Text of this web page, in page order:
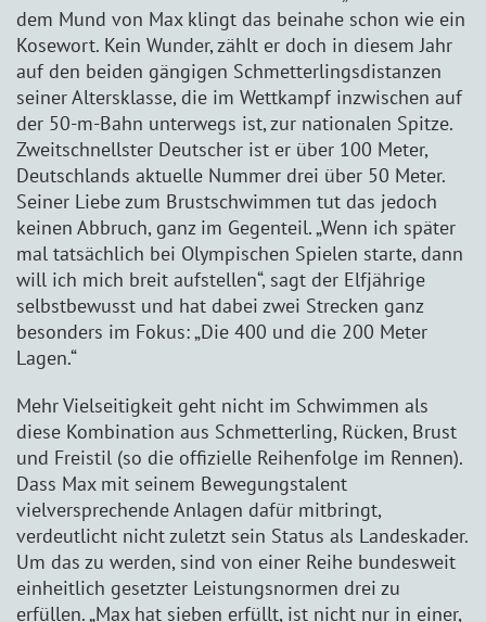
dem Mund von Max klingt das beinahe schon wie ein
Kosewort. Kein Wunder, zählt er doch in diesem Jahr
auf den beiden gängigen Schmetterlingsdistanzen
seiner Altersklasse, die im Wettkampf inzwischen auf
der 50-m-Bahn unterwegs ist, zur nationalen Spitze.
Zweitschnellster Deutscher ist er über 100 Meter,
Deutschlands aktuelle Nummer drei über 50 Meter.
Seiner Liebe zum Brustschwimmen tut das jedoch
keinen Abbruch, ganz im Gegenteil. „Wenn ich später
mal tatsächlich bei Olympischen Spielen starte, dann
will ich mich breit aufstellen“, sagt der Elfjährige
selbstbewusst und hat dabei zwei Strecken ganz
besonders im Fokus: „Die 400 und die 200 Meter
Lagen.“
Mehr Vielseitigkeit geht nicht im Schwimmen als
diese Kombination aus Schmetterling, Rücken, Brust
und Freistil (so die offizielle Reihenfolge im Rennen).
Dass Max mit seinem Bewegungstalent
vielversprechende Anlagen dafür mitbringt,
verdeutlicht nicht zuletzt sein Status als Landeskader.
Um das zu werden, sind von einer Reihe bundesweit
einheitlich gesetzter Leistungsnormen drei zu
erfüllen. „Max hat sieben erfüllt, ist nicht nur in einer,